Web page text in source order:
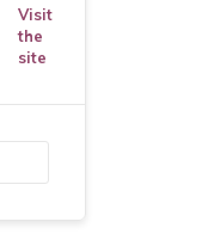
Visit
the
site